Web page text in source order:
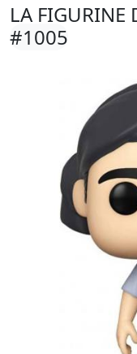
LA FIGURINE
#1005